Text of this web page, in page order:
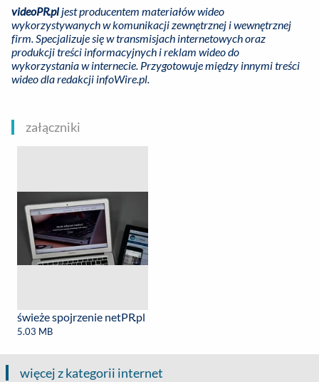
videoPR.pljest producentem materiałów wideo
wykorzystywanych w komunikacji zewnętrznej i wewnętrznej
firm. Specjalizuje się w transmisjach internetowychoraz
produkcjitreści informacyjnych i reklam wideo do
wykorzystania w internecie. Przygotowuje między innymi treści
wideo dla redakcji infoWire.pl.
załączniki
świeże spojrzenie netPR.pl
5.03 MB
więcej z kategorii internet